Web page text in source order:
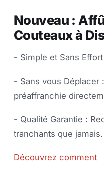
Nouveau :
Couteaux à
- Simple et Sans
- Sans vous Déplacer
préaffranchie
- Qualité Garantie :
tranchants que jamais.
Découvrez comment